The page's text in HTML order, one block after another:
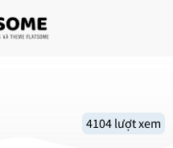
4104 lượt xem